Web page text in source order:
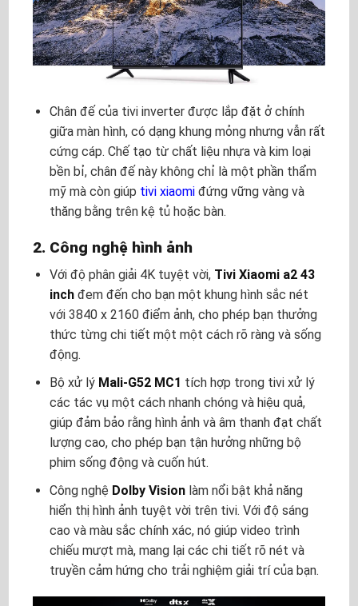
Chân đế của tivi inverter được lắp đặt ở chính
giữa màn hình, có dạng khung mỏng nhưng vẫn rất
cứng cáp. Chế tạo từ chất liệu nhựa và kim loại
bền bỉ, chân đế này không chỉ là một phần thẩm
mỹ mà còn giúp tivi xiaomiđứng vững vàng và
thăng bằng trên kệ tủ hoặc bàn.
2. Công nghệ hình ảnh
Với độ phân giải 4K tuyệt vời, Tivi Xiaomi a2 43
inchđem đến cho bạn một khung hình sắc nét
với 3840 x 2160 điểm ảnh, cho phép bạn thưởng
thức từng chi tiết một một cách rõ ràng và sống
động.
Bộ xử lý Mali-G52 MC1 tích hợp trong tivi xử lý
các tác vụ một cách nhanh chóng và hiệu quả,
giúp đảm bảo rằng hình ảnh và âm thanh đạt chất
lượng cao, cho phép bạn tận hưởng những bộ
phim sống động và cuốn hút.
Công nghệ Dolby Visionlàm nổi bật khả năng
hiển thị hình ảnh tuyệt vời trên tivi. Với độ sáng
cao và màu sắc chính xác, nó giúp video trình
chiếu mượt mà, mang lại các chi tiết rõ nét và
truyền cảm hứng cho trải nghiệm giải trí của bạn.